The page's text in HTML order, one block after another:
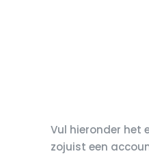
Vul hieronder het
zojuist een